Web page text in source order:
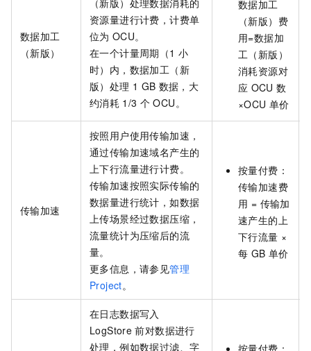
数据加工
（新版）
（新版）处理数据消耗的
资源量进行计费，计费单
位为 OCU。
在一个计量周期（1 小
时）内，数据加工（新
版）处理 1 GB 数据，大
约消耗 1/3 个 OCU。
数据加工
（新版）费
用=数据加
工（新版）
消耗资源对
应 OCU 数
×OCU 单价
传输加速
按照用户使用传输加速，
通过传输加速域名产生的
上下行流量进行计费。
传输加速按照实际传输的
数据量进行统计，如数据
上传场景经过数据压缩，
流量统计为压缩后的流
量。
更多信息，请参见管理
Project。
按量付费：
传输加速费
用 = 传输加
速产生的上
下行流量 ×
每 GB 单价
在日志数据写入
LogStore 前对数据进行
处理，例如数据过滤、字